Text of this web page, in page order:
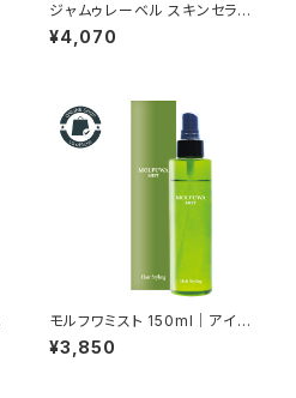
ジャムゥレーベル スキンセラム
アルシオネ 150g 詰替え｜乾
燥・ゆらぎ肌の保湿美容液
¥4,070
モルフワミスト 150ml｜アイロ
ン前のスタイリングミスト（巻き
髪キープ）
¥3,850